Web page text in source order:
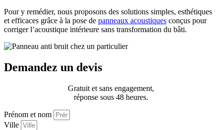
Pour y remédier, nous proposons des solutions simples, esthétiques
et efficaces grâce à la pose de panneaux acoustiques conçus pour
corriger l’acoustique intérieure sans transformation du bâti.
Demandez un devis
Gratuit et sans engagement,
réponse sous 48 heures.
Prénom et nom
Ville